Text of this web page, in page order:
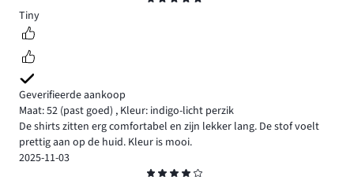
5
Tiny
Geverifieerde aankoop
Maat: 52 (past goed) , Kleur: indigo-licht perzik
De shirts zitten erg comfortabel en zijn lekker lang. De stof voelt
prettig aan op de huid. Kleur is mooi.
2025-11-03